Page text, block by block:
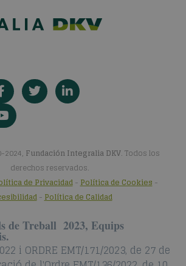
2024, Fundación Integralia DKV. Todos los
derechos reservados.
de Privacidad- Política de Cookies -
- Política de Calidad
de Treball 2023, Equips
i ORDRE EMT/171/2023, de 27 de